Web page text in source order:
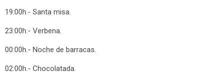
19:00h.- Santa misa.
23:00h.- Verbena.
00:00h.- Noche de barracas.
02:00h.- Chocolatada.